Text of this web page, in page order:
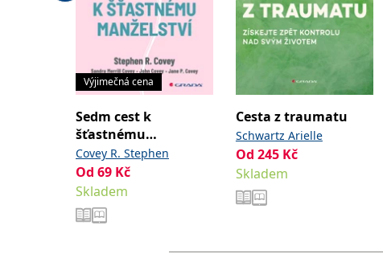
Výjimečná cena
Sedm cest k
šťastnému
manželství
Covey R. Stephen
Od 69 Kč
Skladem
Cesta z traumatu
Schwartz Arielle
Od 245 Kč
Skladem